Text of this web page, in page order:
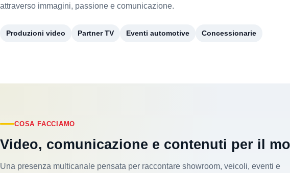
attraverso immagini, passione e comunicazione.
Produzioni video Partner TV Eventi automotive Concessionarie
COSA FACCIAMO
Video, comunicazione e contenuti per il
Una presenza multicanale pensata per raccontare showroom, veicoli, eventi e